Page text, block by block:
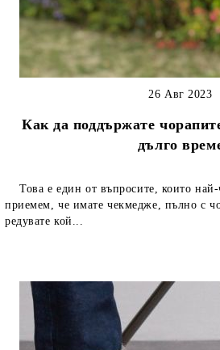
Как да поддържате
дълго
26 Авг 2023
Това е един от въпросите, които най-
приемем, че имате чекмедже, пълно с
редувате кой...